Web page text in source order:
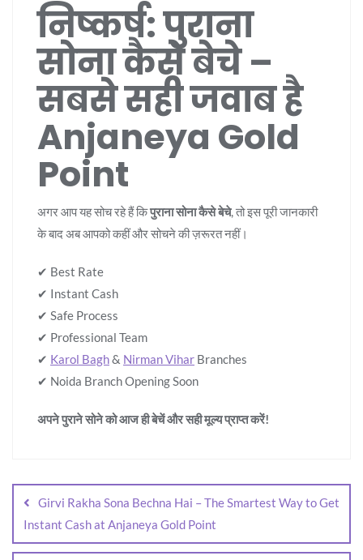
निष्कर्ष: पुराना
सोना कैसे बेचे –
सबसे सही जवाब है
Anjaneya Gold
Point
अगर आप यह सोच रहे हैं किपुराना सोना कैसे बेचे, तो इस पूरी जानकारी
के बाद अब आपको कहीं और सोचने की ज़रूरत नहीं।
✔ Best Rate
✔ Instant Cash
✔ Safe Process
✔ Professional Team
✔ Karol Bagh& Nirman Vihar Branches
✔ Noida Branch Opening Soon
अपने पुराने सोने को आज ही बेचें और सही मूल्य प्राप्त करें!
Girvi Rakha Sona Bechna Hai – The Smartest Way to Get
Instant Cash at Anjaneya Gold Point